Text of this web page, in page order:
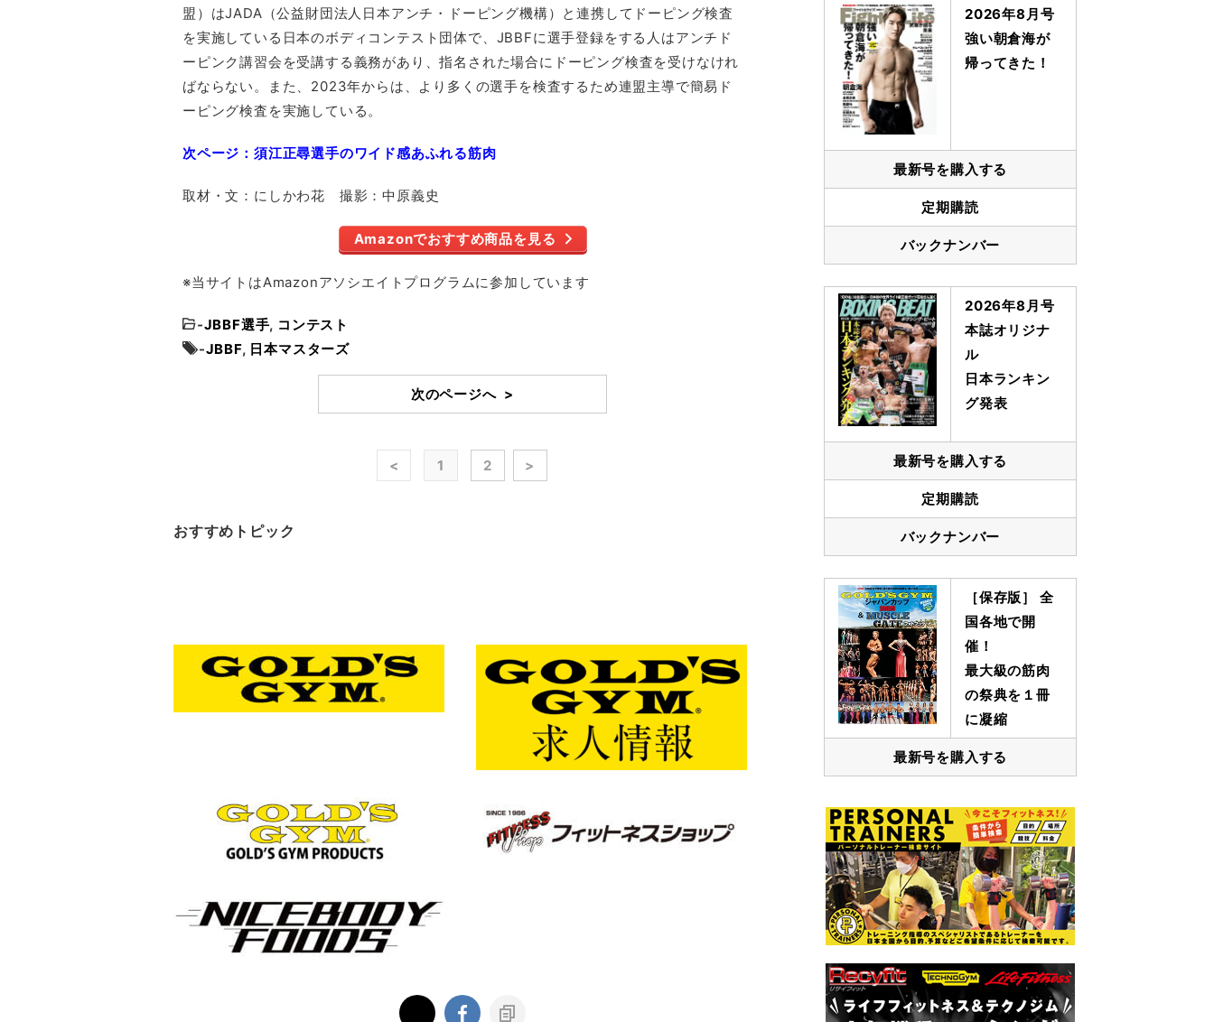
盟）はJADA（公益財団法人日本アンチ・ドーピング機構）と連携してドーピング検査
を実施している日本のボディコンテスト団体で、JBBFに選手登録をする人はアンチド
ーピンク講習会を受講する義務があり、指名された場合にドーピング検査を受けなけれ
ばならない。また、2023年からは、より多くの選手を検査するため連盟主導で簡易ド
ーピング検査を実施している。
次ページ：須江正尋選手のワイド感あふれる筋肉
取材・文：にしかわ花 撮影：中原義史
Amazonでおすすめ商品を見る
※当サイトはAmazonアソシエイトプログラムに参加しています
-JBBF選手, コンテスト
-JBBF, 日本マスターズ
次のページへ >
< 1 2 >
おすすめトピック
2026年8月号
強い朝倉海が
帰ってきた！
最新号を購入する
定期購読
バックナンバー
2026年8月号
本誌オリジナ
ル
日本ランキン
グ発表
最新号を購入する
定期購読
バックナンバー
［保存版］ 全
国各地で開
催！
最大級の筋肉
の祭典を１冊
に凝縮
最新号を購入する